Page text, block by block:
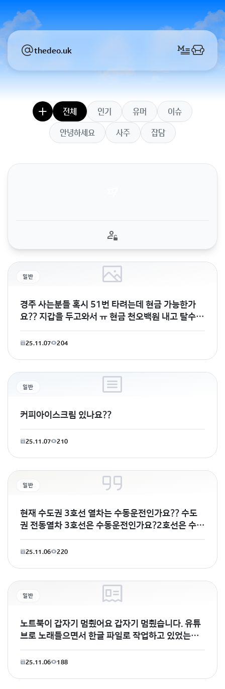
thedeo.uk
전체 인기 유머 이슈
안녕하세요 사주 잡담
일반
경주 사는분들 혹시 51번 타려는데 현금 가능한가
요?? 지갑을 두고와서 ㅠ 현금 천오백원 내고 탈수있
나요?
25.11.07 204
일반
커피아이스크림 있나요??
25.11.07 210
일반
현재 수도권 3호선 열차는 수동운전인가요?? 수도
권 전동열차 3호선은 수동운전인가요?2호선은 수동
운전에서 ATO자동운전으로 바뀐걸로 알고있는데
현재 서울교통공사
25.11.06 220
일반
노트북이 갑자기 멈췄어요 갑자기 멈췄습니다. 유튜
브로 노래들으면서 한글 파일로 작업하고 있었는데
갑자기 멈췄어요.
25.11.06 188